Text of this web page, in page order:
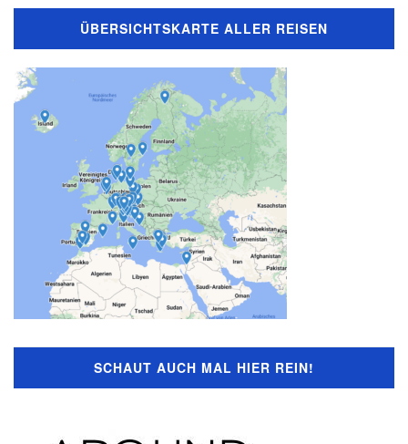
ÜBERSICHTSKARTE ALLER REISEN
SCHAUT AUCH MAL HIER REIN!